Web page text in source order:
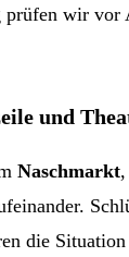
wir vor
und
Naschmarkt
die Situation